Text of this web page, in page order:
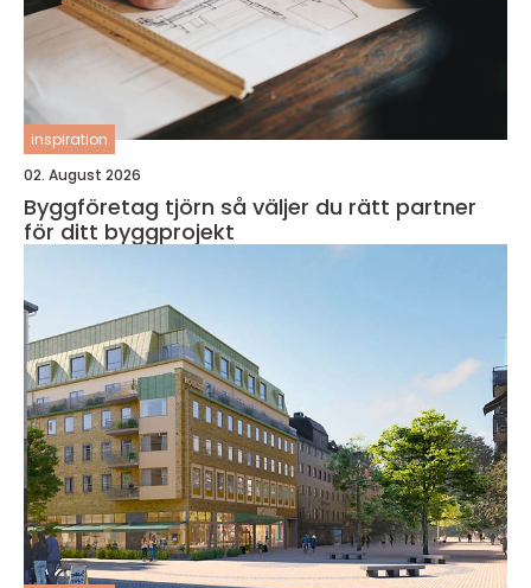
inspiration
02. August 2026
Byggföretag tjörn så väljer du rätt partner
för ditt byggprojekt